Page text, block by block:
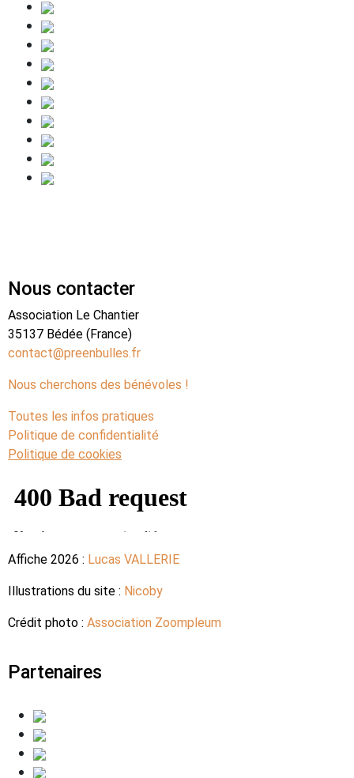
Nous contacter
Association Le Chantier
35137 Bédée (France)
contact@preenbulles.fr
Nous cherchons des bénévoles !
Toutes les infos pratiques
Politique de confidentialité
Politique de cookies
Affiche 2026 : Lucas VALLERIE
Illustrations du site : Nicoby
Crédit photo : Association Zoompleum
Partenaires